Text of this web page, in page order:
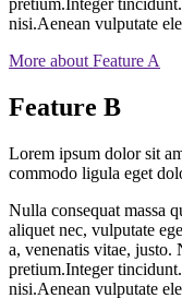
nisi.Aenean vulputate
More about Feature A
Feature B
Lorem ipsum dolor sit
commodo ligula eget
Nulla consequat massa
aliquet nec, vulputate
a, venenatis vitae,
pretium.Integer
nisi.Aenean vulputate